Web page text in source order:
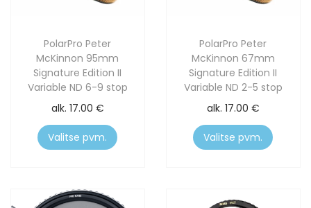
PolarPro Peter
McKinnon 95mm
Signature Edition II
Variable ND 6-9 stop
alk. 17.00 €
Valitse pvm.
PolarPro Peter
McKinnon 67mm
Signature Edition II
Variable ND 2-5 stop
alk. 17.00 €
Valitse pvm.